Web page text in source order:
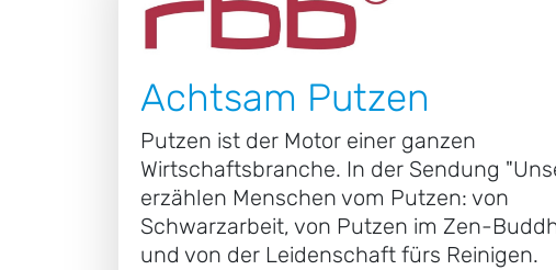
Achtsam Putzen
Putzen ist der Motor einer ganzen
Wirtschaftsbranche. In der Sendung
erzählen Menschen vom Putzen: von
Schwarzarbeit, von Putzen im Zen-
und von der Leidenschaft fürs Reinigen.